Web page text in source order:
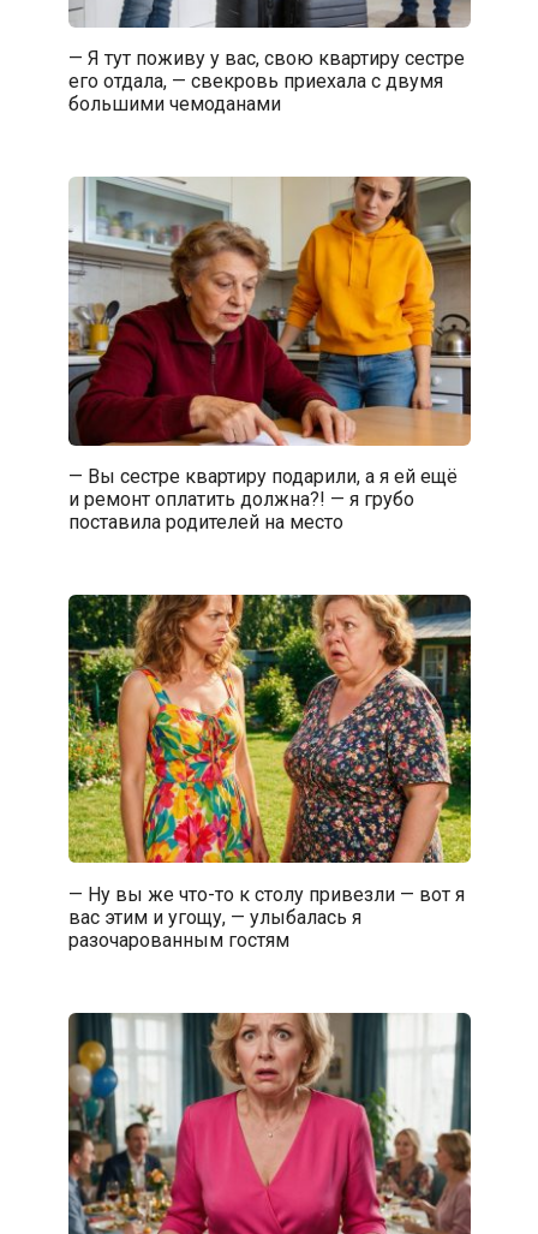
— Я тут поживу у вас, свою квартиру сестре
его отдала, — свекровь приехала с двумя
большими чемоданами
— Вы сестре квартиру подарили, а я ей ещё
и ремонт оплатить должна?! — я грубо
поставила родителей на место
— Ну вы же что-то к столу привезли — вот я
вас этим и угощу, — улыбалась я
разочарованным гостям